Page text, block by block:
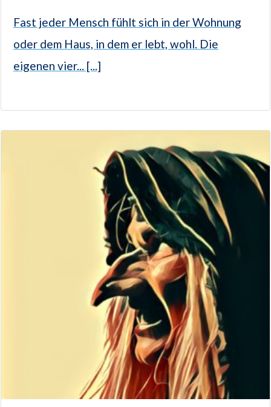
Fast jeder Mensch fühlt sich in der Wohnung
oder dem Haus, in dem er lebt, wohl. Die
eigenen vier... [...]